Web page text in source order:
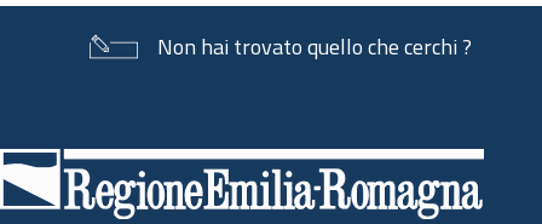
Non hai trovato quello che cerchi ?
di
pagina